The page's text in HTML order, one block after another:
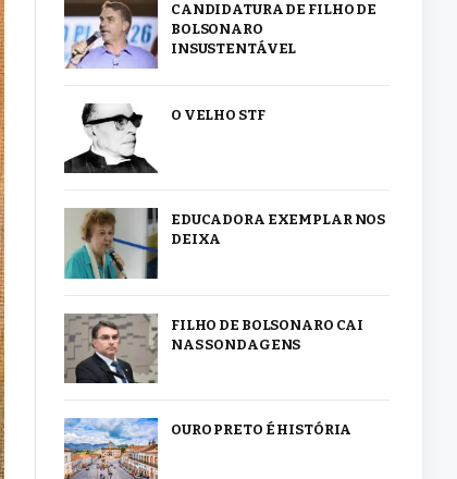
CANDIDATURA DE FILHO DE
BOLSONARO
INSUSTENTÁVEL
O VELHO STF
EDUCADORA EXEMPLAR NOS
DEIXA
FILHO DE BOLSONARO CAI
NAS SONDAGENS
OURO PRETO É HISTÓRIA